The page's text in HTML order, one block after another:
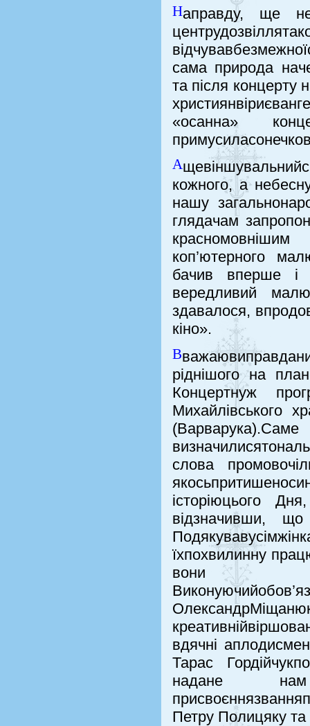
Направду, ще
сама природа
та після концерту
«осанна»
А
кожного, а
нашу
глядачам
коп’ютерного
бачив вперше і
вередливий
здавалося,
кіно».
В
ріднішого на
Концертнуж
Михайлівського
слова
історіюцього
відзначивши,
їхпохвилинну
вони
вдячні
Тарас
надане
Петру Полицяку